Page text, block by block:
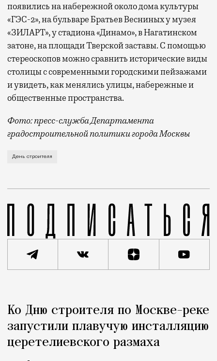
появились на набережной около дома культуры
«ГЭС-2», на бульваре Братьев Весниных у музея
«ЗИЛАРТ», у стадиона «Динамо», в Нагатинском
затоне, на площади Тверской заставы. С помощью
стереоскопов можно сравнить исторические виды
столицы с современными городскими пейзажами
и увидеть, как менялись улицы, набережные и
общественные пространства.
Фото: пресс-служба Департамента
градостроительной политики города Москвы
В этом году профессиональный праздник День
День строителя
Город
Ко Дню строителя по Москве-реке
запустили плавучую инсталляцию
церетелиевского размаха